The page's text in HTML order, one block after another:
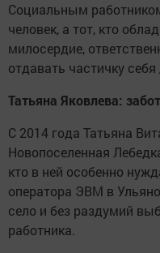
Социальным
человек, а тот, кто
милосердие,
отдавать частичку
Татьяна Яковлева:
С 2014 года Татьяна
Новопоселенная
кто в ней особенно
оператора ЭВМ в
село и без раздумий
работника.